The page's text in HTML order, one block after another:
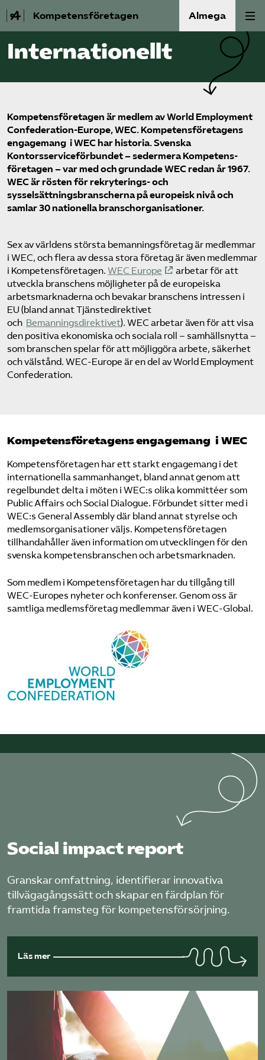
Kompetensföretagen Almega
Aktuellt
Auktorisation
Medlemskap
Våra frågor
Kurser och aktiviteter
Om oss
Omsättningsstatistik
Webbutik
Mina sidor
Bli medlem
Sök på kompetensforetagen.se
In english
Internationellt
Kompetens­företagen är medlem av World Employment
Confederation-Europe, WEC. Kompetens­företagens
engagemang i WEC har historia. Svenska
Kontorsservice­förbundet – sedermera Kompetens­
företagen – var med och grundade WEC redan år 1967.
WEC är rösten för rekryterings- och
sysselsättningsbranscherna på europeisk nivå och
samlar 30 nationella bransch­organisationer.
Sex av världens största bemannings­företag är medlemmar
i WEC, och flera av dessa stora företag är även medlemmar
i Kompetens­företagen. WEC Europe
arbetar för att
utveckla branschens möjligheter på de europeiska
arbetsmarknaderna och bevakar branschens intressen i
EU (bland annat Tjänstedirektivet
och Bemanningsdirektivet). WEC arbetar även för att visa
den positiva ekonomiska och sociala roll – samhällsnytta –
som branschen spelar för att möjliggöra arbete, säkerhet
och välstånd. WEC-Europe är en del av World Employment
Confederation.
Kompetens­företagens engagemang i WEC
Kompetens­företagen har ett starkt engagemang i det
internationella sammanhanget, bland annat genom att
regelbundet delta i möten i WEC:s olika kommittéer som
Public Affairs och Social Dialogue. Förbundet sitter med i
WEC:s General Assembly där bland annat styrelse och
medlems­organisationer väljs. Kompetens­företagen
tillhandahåller även information om utvecklingen för den
svenska kompetens­branschen och arbetsmarknaden.
Som medlem i Kompetens­företagen har du tillgång till
WEC-Europes nyheter och konferenser. Genom oss är
samtliga medlems­företag medlemmar även i WEC-Global.
Social impact report
Granskar omfattning, identifierar innovativa
tillvägagångssätt och skapar en färdplan för
framtida framsteg för kompetensförsörjning.
Läs mer